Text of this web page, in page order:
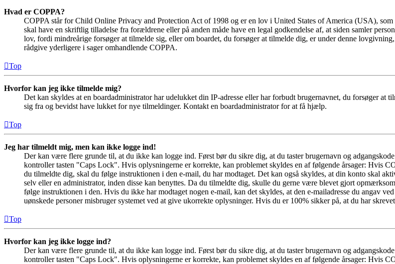
Hvad er COPPA?
COPPA står for Child Online Privacy and Protection Act of 1998 og er en lov i United States of America (USA),
skal have en skriftlig tilladelse fra forældrene eller på anden måde have en legal godkendelse af, at siden samler
lov, fordi mindreårige forsøger at tilmelde sig, eller om boardet, du forsøger at tilmelde dig, er under denne
rådgive yderligere i sager omhandlende COPPA.
Top
Hvorfor kan jeg ikke tilmelde mig?
Det kan skyldes at en boardadministrator har udelukket din IP-adresse eller har forbudt brugernavnet, du forsøger at
sig fra og bevidst have lukket for nye tilmeldinger. Kontakt en boardadministrator for at få hjælp.
Top
Jeg har tilmeldt mig, men kan ikke logge ind!
Der kan være flere grunde til, at du ikke kan logge ind. Først bør du sikre dig, at du taster brugernavn og
kontroller tasten "Caps Lock". Hvis oplysningerne er korrekte, kan problemet skyldes en af følgende årsager: Hvis
du tilmeldte dig, skal du følge instruktionen i den e-mail, du har modtaget. Det kan også skyldes, at din konto skal
selv eller en administrator, inden disse kan benyttes. Da du tilmeldte dig, skulle du gerne være blevet gjort
følge instruktionen i den. Hvis du ikke har modtaget nogen e-mail, kan det skyldes, at den e-mailadresse du angav
uønskede personer misbruger systemet ved at give ukorrekte oplysninger. Hvis du er 100% sikker på, at du har
Top
Hvorfor kan jeg ikke logge ind?
Der kan være flere grunde til, at du ikke kan logge ind. Først bør du sikre dig, at du taster brugernavn og
kontroller tasten "Caps Lock". Hvis oplysningerne er korrekte, kan problemet skyldes en af følgende årsager: Hvis